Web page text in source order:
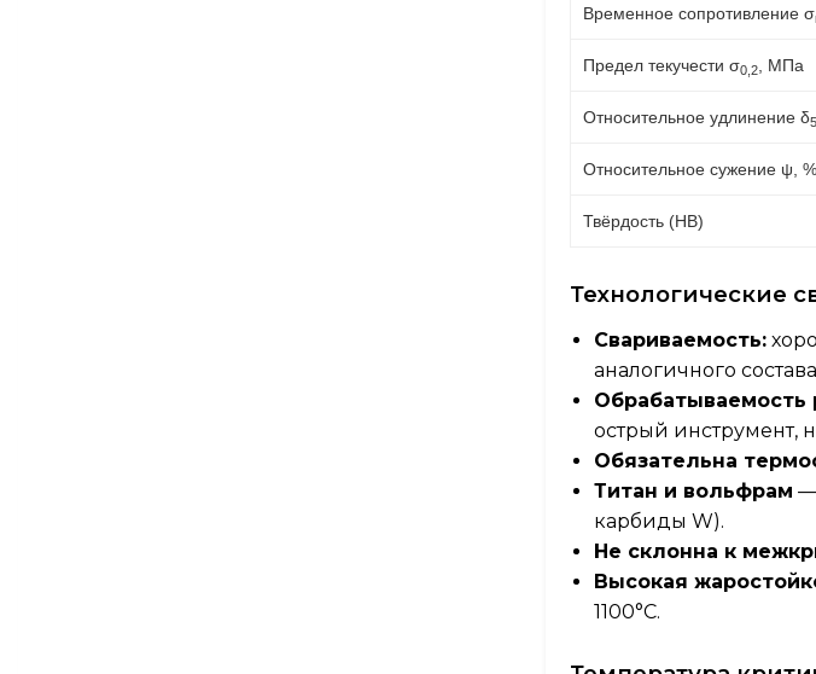
Временное сопротивление σ
Предел текучести σ0,2, МПа
Относительное удлинение δ5
Относительное сужение ψ, %
Твёрдость (HB)
Технологические
Свариваемость:
аналогичного
Обрабатываемость
острый инструмент,
Обязательна
Титан и вольфрам —
карбиды W).
Не склонна к
Высокая
1100°C.